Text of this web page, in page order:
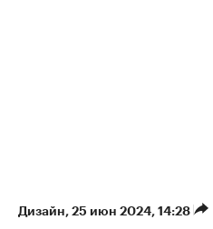
Дизайн⁠, 25 июн 2024, 14:28